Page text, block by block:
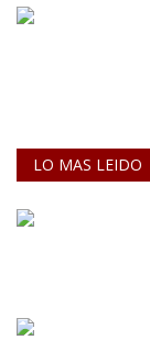
LO MAS LEIDO